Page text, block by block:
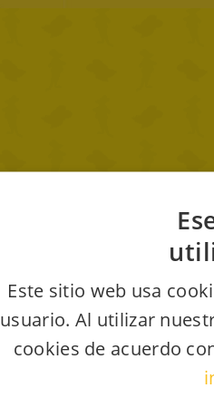
Este sitio web usa
usuario. Al utilizar
cookies de acuerdo